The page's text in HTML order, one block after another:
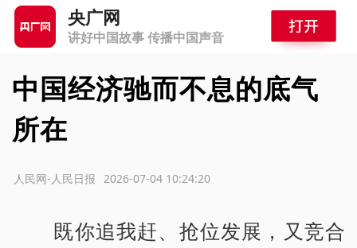
央广网
讲好中国故事 传播中国声音
中国经济驰而不息的底气
所在
2026-07-04 10:24:20
人民网-人民日报
既你追我赶、抢位发展，又竞合